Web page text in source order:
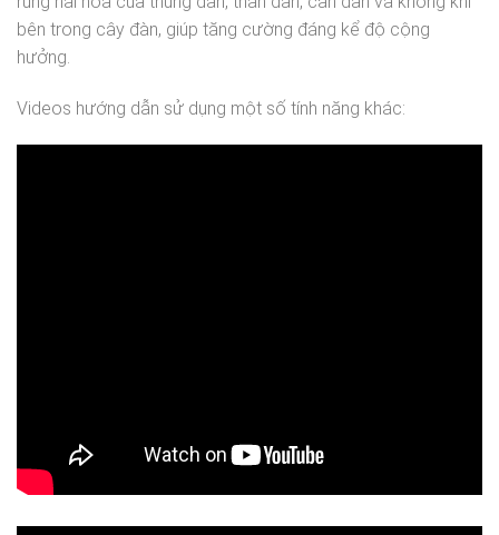
bên trong cây đàn, giúp tăng cường đáng kể độ cộng
hưởng.
Videos hướng dẫn sử dụng một số tính năng khác: